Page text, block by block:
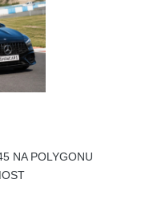
NA POLYGONU